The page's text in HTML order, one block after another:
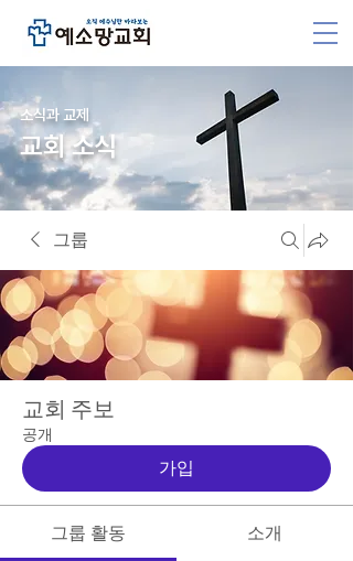
소식과 교제
교회 소식
그룹
교회 주보
공개
가입
그룹 활동 소개